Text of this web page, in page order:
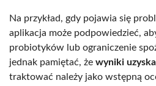
Na przykład, gdy pojawia się
aplikacja może podpowiedzieć,
probiotyków lub ograniczenie
jednak pamiętać, że wyniki
traktować należy jako wstępną